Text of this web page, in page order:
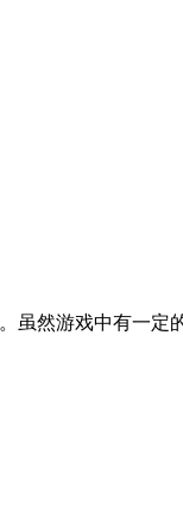
虽然游戏中有一定